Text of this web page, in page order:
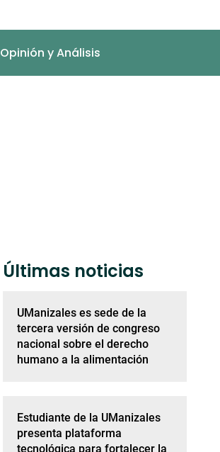
Opinión y Análisis
Últimas noticias
UManizales es sede de la
tercera versión de congreso
nacional sobre el derecho
humano a la alimentación
Estudiante de la UManizales
presenta plataforma
tecnológica para fortalecer la